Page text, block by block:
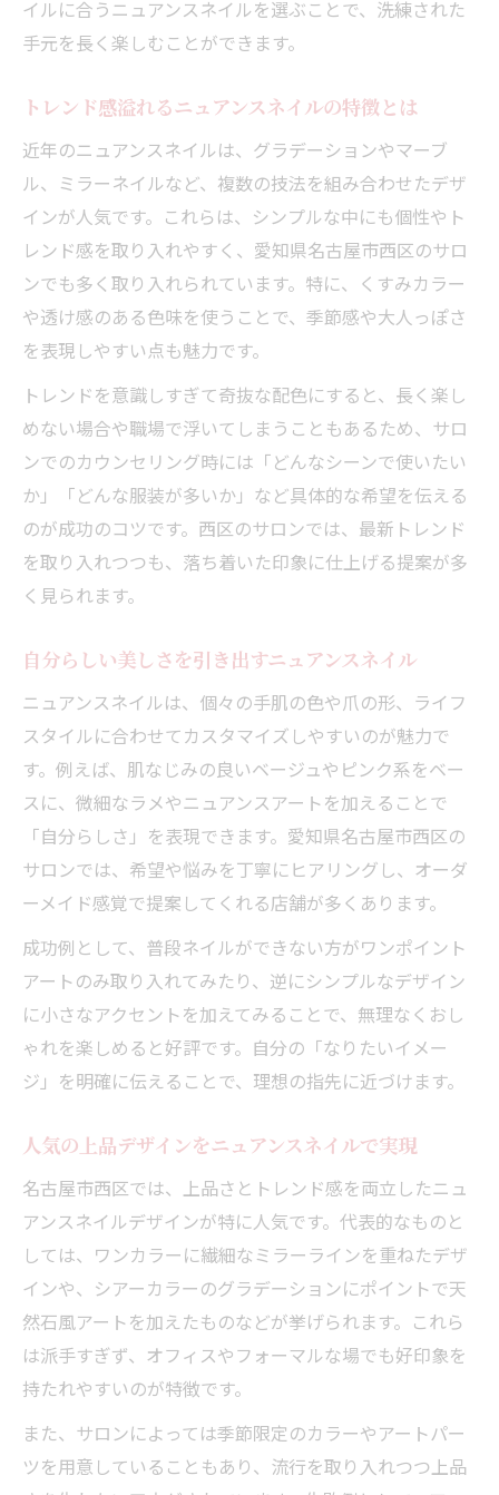
季節感を楽しむニュアンスネイルデザイン
自分らしい爪先を楽しむためのポイント
ニュアンスネイルで自分らしさを表現する
方法
TSUTAYA ネイル風の個性派デザイン解説
ティー エヌ ネイルの流行デザインをチェッ
ク
自分に似合うニュアンスネイルの選び方
アティック 名古屋で見つかる独自デザイン
ナチュラルな美しさを叶える秘密を解説
ニュアンスネイルで叶うナチュラル美の理
由
肌なじみの良い上品なニュアンスネイル術
自然に見えるニュアンスネイルデザインの
工夫
生活シーンに溶け込むニュアンスネイル活
用法
イル
ニュアンスネイルが得意な通いやすいサロ
ン選び
アクセス便利なネイルサロンでの体験談紹
介
予約しやすいサロンでニュアンスネイルを
満喫
上品なニュアンスネイル体験の流れを徹底
解説
駅近サロンで叶う理想のニュアンスネイル
イルに合うニュアンスネイルを選ぶことで、洗練された
手元を長く楽しむことができます。
トレンド感溢れるニュアンスネイルの特徴とは
近年のニュアンスネイルは、グラデーションやマーブ
ル、ミラーネイルなど、複数の技法を組み合わせたデザ
インが人気です。これらは、シンプルな中にも個性やト
レンド感を取り入れやすく、愛知県名古屋市西区のサロ
ンでも多く取り入れられています。特に、くすみカラー
や透け感のある色味を使うことで、季節感や大人っぽさ
を表現しやすい点も魅力です。
トレンドを意識しすぎて奇抜な配色にすると、長く楽し
めない場合や職場で浮いてしまうこともあるため、サロ
ンでのカウンセリング時には「どんなシーンで使いたい
か」「どんな服装が多いか」など具体的な希望を伝える
のが成功のコツです。西区のサロンでは、最新トレンド
を取り入れつつも、落ち着いた印象に仕上げる提案が多
く見られます。
自分らしい美しさを引き出すニュアンスネイル
ニュアンスネイルは、個々の手肌の色や爪の形、ライフ
スタイルに合わせてカスタマイズしやすいのが魅力で
す。例えば、肌なじみの良いベージュやピンク系をベー
スに、微細なラメやニュアンスアートを加えることで
「自分らしさ」を表現できます。愛知県名古屋市西区の
サロンでは、希望や悩みを丁寧にヒアリングし、オーダ
ーメイド感覚で提案してくれる店舗が多くあります。
成功例として、普段ネイルができない方がワンポイント
アートのみ取り入れてみたり、逆にシンプルなデザイン
に小さなアクセントを加えてみることで、無理なくおし
ゃれを楽しめると好評です。自分の「なりたいイメー
ジ」を明確に伝えることで、理想の指先に近づけます。
人気の上品デザインをニュアンスネイルで実現
名古屋市西区では、上品さとトレンド感を両立したニュ
アンスネイルデザインが特に人気です。代表的なものと
しては、ワンカラーに繊細なミラーラインを重ねたデザ
インや、シアーカラーのグラデーションにポイントで天
然石風アートを加えたものなどが挙げられます。これら
は派手すぎず、オフィスやフォーマルな場でも好印象を
持たれやすいのが特徴です。
また、サロンによっては季節限定のカラーやアートパー
ツを用意していることもあり、流行を取り入れつつ上品